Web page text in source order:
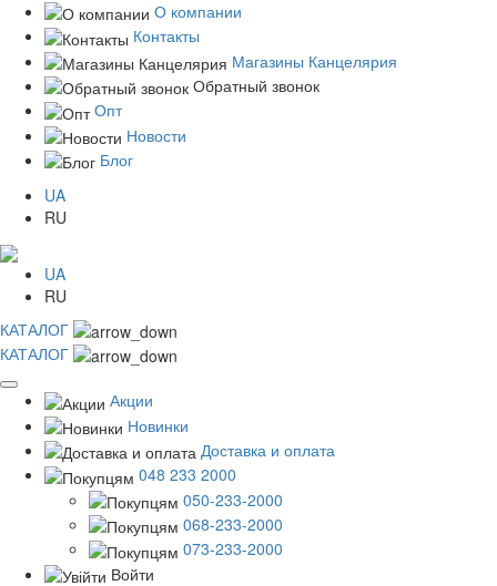
О компании
Контакты
Магазины Канцелярия
Обратный звонок
Опт
Новости
Блог
UA
RU
UA
RU
КАТАЛОГ
КАТАЛОГ
Акции
Новинки
Доставка и оплата
048 233 2000
050-233-2000
068-233-2000
073-233-2000
Войти